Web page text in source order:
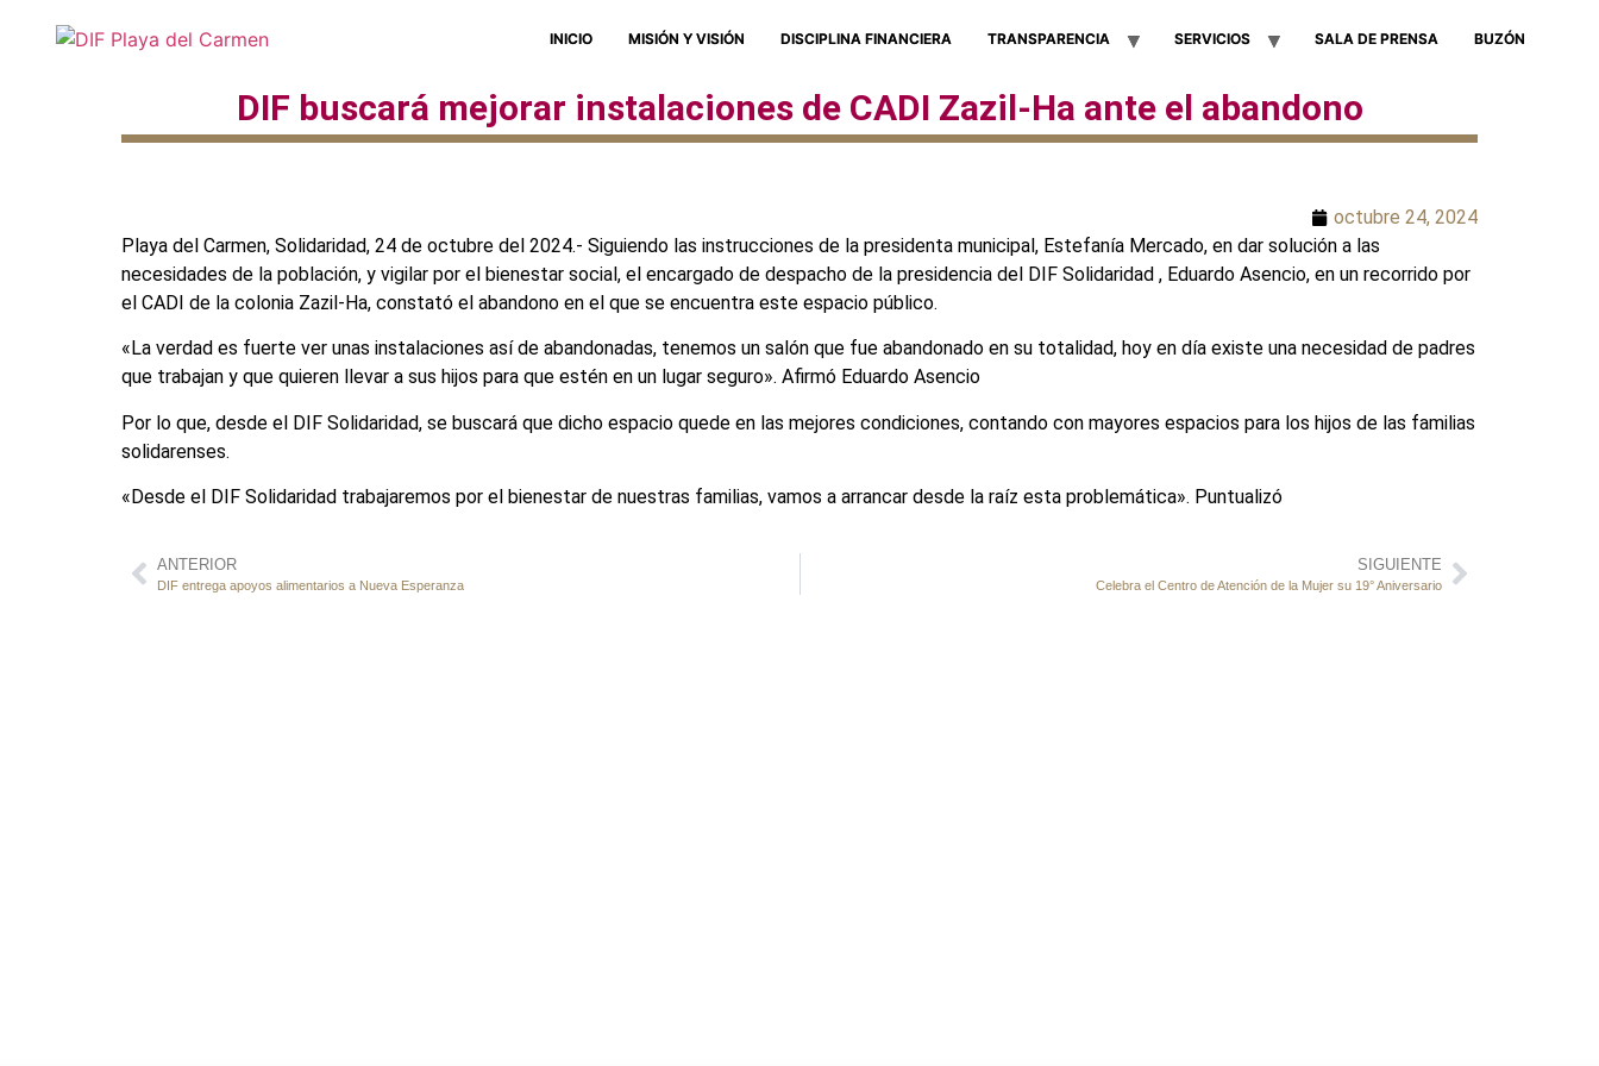
INICIO MISIÓN Y VISIÓN DISCIPLINA FINANCIERA TRANSPARENCIA SERVICIOS SALA DE PRENSA BUZÓN
DIF buscará mejorar instalaciones de CADI Zazil-Ha ante el abandono
octubre 24, 2024
Playa del Carmen, Solidaridad, 24 de octubre del 2024.- Siguiendo las instrucciones de la presidenta municipal, Estefanía Mercado, en dar solución a las
necesidades de la población, y vigilar por el bienestar social, el encargado de despacho de la presidencia del DIF Solidaridad , Eduardo Asencio, en un recorrido por
el CADI de la colonia Zazil-Ha, constató el abandono en el que se encuentra este espacio público.
«La verdad es fuerte ver unas instalaciones así de abandonadas, tenemos un salón que fue abandonado en su totalidad, hoy en día existe una necesidad de padres
que trabajan y que quieren llevar a sus hijos para que estén en un lugar seguro». Afirmó Eduardo Asencio
Por lo que, desde el DIF Solidaridad, se buscará que dicho espacio quede en las mejores condiciones, contando con mayores espacios para los hijos de las familias
solidarenses.
«Desde el DIF Solidaridad trabajaremos por el bienestar de nuestras familias, vamos a arrancar desde la raíz esta problemática». Puntualizó
ANTERIOR
DIF entrega apoyos alimentarios a Nueva Esperanza
SIGUIENTE
Celebra el Centro de Atención de la Mujer su 19° Aniversario